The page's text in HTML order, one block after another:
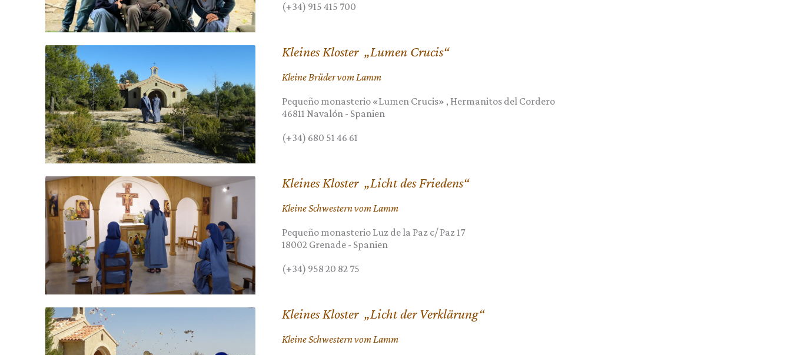
(+34) 915 415 700
Kleines Kloster „Lumen Crucis“
Kleine Brüder vom Lamm
Pequeño monasterio «Lumen Crucis» , Hermanitos del Cordero
46811 Navalón- Spanien
(+34) 680 51 46 61
Kleines Kloster „Licht des Friedens“
Kleine Schwestern vom Lamm
Pequeño monasterio Luz de la Paz c/ Paz 17
18002 Grenade- Spanien
(+34) 958 20 82 75
Kleines Kloster „Licht der Verklärung“
Kleine Schwestern vom Lamm